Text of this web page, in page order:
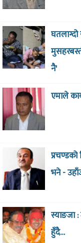
नै'
एमाले
भने -
स्याङजा :
हुँदै…